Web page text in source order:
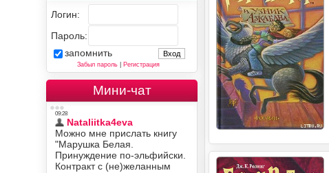
Логин:
Пароль:
запомнить
Забыл пароль| Регистрация
Мини-чат